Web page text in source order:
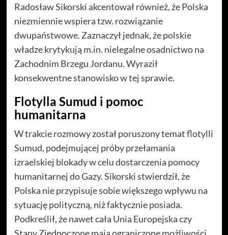
Radosław Sikorski akcentował również, że Polska
niezmiennie wspiera tzw. rozwiązanie
dwupaństwowe. Zaznaczył jednak, że polskie
władze krytykują m.in. nielegalne osadnictwo na
Zachodnim Brzegu Jordanu. Wyraził
konsekwentne stanowisko w tej sprawie.
Flotylla Sumud i pomoc
humanitarna
W trakcie rozmowy został poruszony temat flotylli
Sumud, podejmującej próby przełamania
izraelskiej blokady w celu dostarczenia pomocy
humanitarnej do Gazy. Sikorski stwierdził, że
Polska nie przypisuje sobie większego wpływu na
sytuację polityczną, niż faktycznie posiada.
Podkreślił, że nawet cała Unia Europejska czy